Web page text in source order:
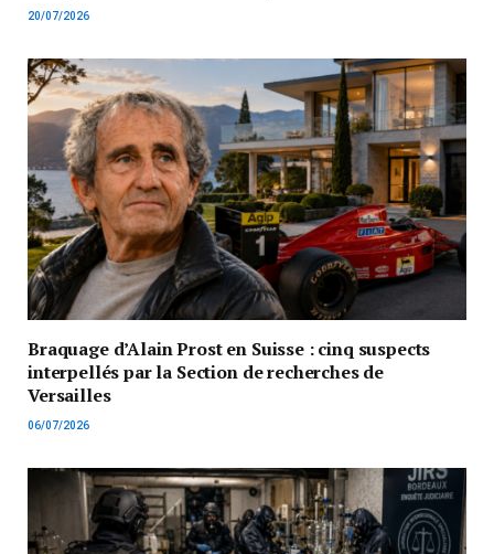
20/07/2026
Braquage d’Alain Prost en Suisse : cinq suspects
interpellés par la Section de recherches de
Versailles
06/07/2026